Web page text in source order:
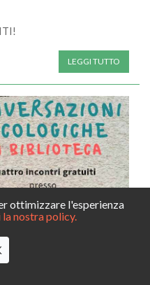
LEGGI TUTTO
in biblioteca
ottimizzare l'esperienza
la nostra policy.